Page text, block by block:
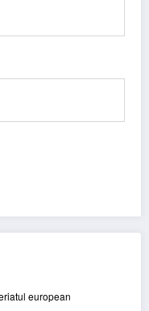
european